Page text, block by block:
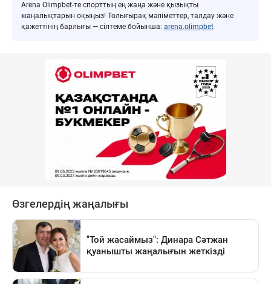
Arena Olimpbet-те спорттың ең жаңа және қызықты
жаңалықтарын оқыңыз! Толығырақ мәліметтер, талдау және
қажеттінің барлығы — сілтеме бойынша: arena.olimpbet